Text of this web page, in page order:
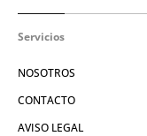
Servicios
NOSOTROS
CONTACTO
AVISO LEGAL